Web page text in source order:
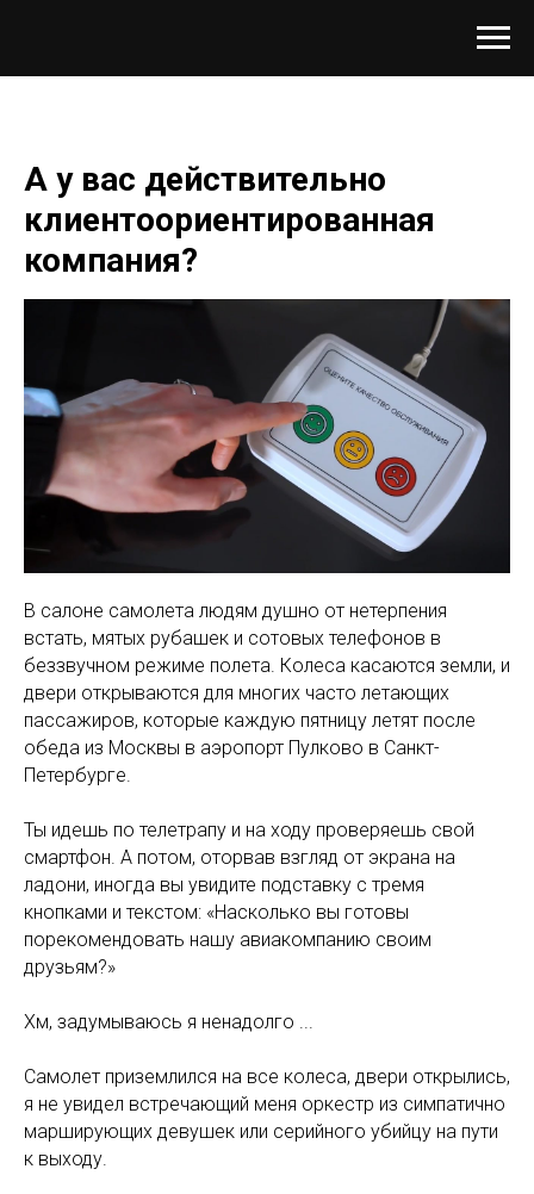
А у вас действительно
клиентоориентированная
компания?
В салоне самолета людям душно от нетерпения
встать, мятых рубашек и сотовых телефонов в
беззвучном режиме полета. Колеса касаются земли, и
двери открываются для многих часто летающих
пассажиров, которые каждую пятницу летят после
обеда из Москвы в аэропорт Пулково в Санкт-
Петербурге.
Ты идешь по телетрапу и на ходу проверяешь свой
смартфон. А потом, оторвав взгляд от экрана на
ладони, иногда вы увидите подставку с тремя
кнопками и текстом: «Насколько вы готовы
порекомендовать нашу авиакомпанию своим
друзьям?»
Хм, задумываюсь я ненадолго ...
Самолет приземлился на все колеса, двери открылись,
я не увидел встречающий меня оркестр из симпатично
марширующих девушек или серийного убийцу на пути
к выходу.